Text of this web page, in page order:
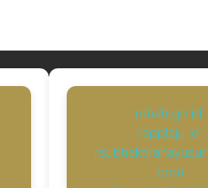
rshah-go.id
rspplaju.id
.com